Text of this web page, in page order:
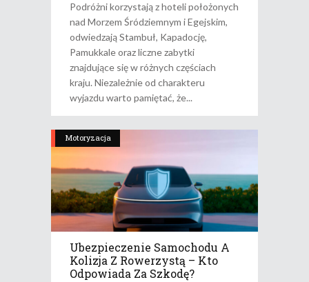
Podróżni korzystają z hoteli położonych
nad Morzem Śródziemnym i Egejskim,
odwiedzają Stambuł, Kapadocję,
Pamukkale oraz liczne zabytki
znajdujące się w różnych częściach
kraju. Niezależnie od charakteru
wyjazdu warto pamiętać, że
Motoryzacja
Ubezpieczenie Samochodu A
Kolizja Z Rowerzystą – Kto
Odpowiada Za Szkodę?